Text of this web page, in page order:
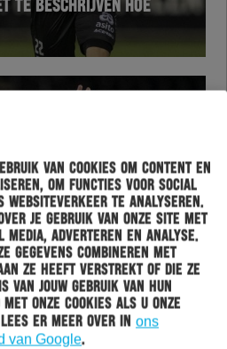
van cookies om content en
om functies voor social
websiteverkeer te analyseren.
je gebruik van onze site met
adverteren en analyse.
gegevens combineren met
ze heeft verstrekt of die ze
van jouw gebruik van hun
onze cookies als u onze
er meer over in ons
van Google.
TE BESCHRIJVEN HOE
EEN BEETJE ALSOF IK IN